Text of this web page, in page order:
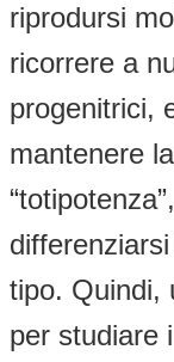
riprodursi
ricorrere a
progenitrici,
mantenere
tipo. Quindi,
per studiare